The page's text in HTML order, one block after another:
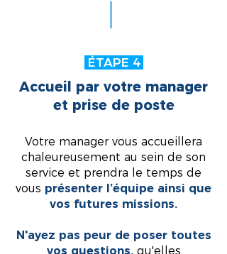
ÉTAPE 4
Accueil par votre manager
et prise de poste
Votre manager vous accueillera
chaleureusement au sein de son
service et prendra le temps de
vous présenter l’équipe ainsi que
vos futures missions.
N'ayez pas peur de poser toutes
vos questions,qu'elles